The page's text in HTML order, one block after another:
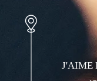
J'AIME